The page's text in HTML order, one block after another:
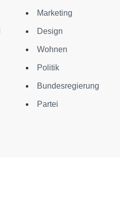
Marketing
Design
Wohnen
Politik
Bundesregierung
Partei